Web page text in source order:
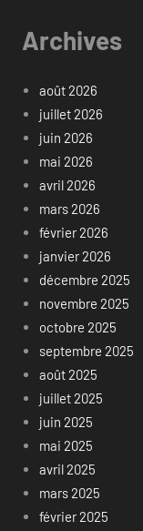
Archives
août 2026
juillet 2026
juin 2026
mai 2026
avril 2026
mars 2026
février 2026
janvier 2026
décembre 2025
novembre 2025
octobre 2025
septembre 2025
août 2025
juillet 2025
juin 2025
mai 2025
avril 2025
mars 2025
février 2025